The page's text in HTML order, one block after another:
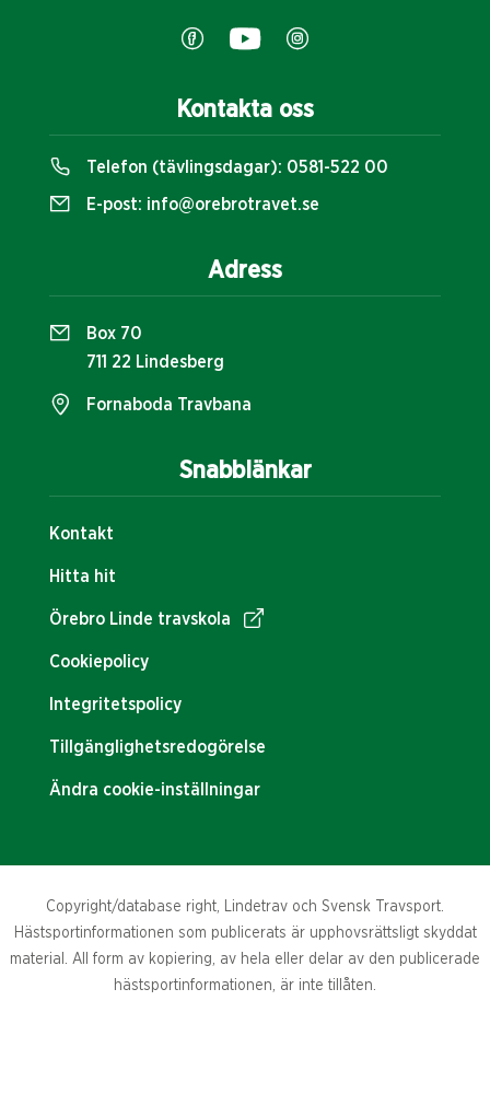
Snabblänkar
Kontakt
Hitta hit
Örebro Linde travskola
Cookiepolicy
Integritetspolicy
Tillgänglighetsredogörelse
Ändra cookie-inställningar
Kontakta oss
Telefon (tävlingsdagar): 0581-522 00
E-post: info@orebrotravet.se
Adress
Box 70
711 22 Lindesberg
Fornaboda Travbana
Copyright/database right, Lindetrav och Svensk Travsport.
Hästsportinformationen som publicerats är upphovsrättsligt skyddat
material. All form av kopiering, av hela eller delar av den publicerade
hästsportinformationen, är inte tillåten.